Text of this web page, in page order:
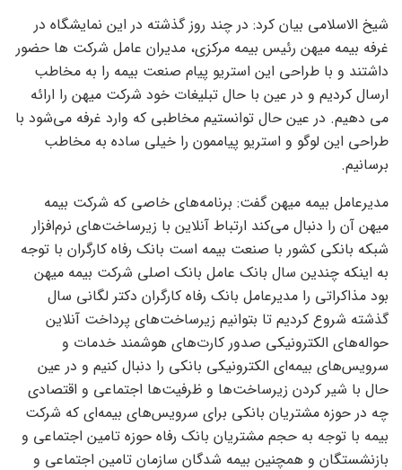
شیخ الاسلامی بیان کرد: در چند روز گذشته در این نمایشگاه در
غرفه بیمه میهن رئیس بیمه مرکزی، مدیران عامل شرکت ها حضور
داشتند و با طراحی این استریو پیام صنعت بیمه را به مخاطب
ارسال کردیم و در عین با حال تبلیغات خود شرکت میهن را ارائه
می دهیم. در عین حال توانستیم مخاطبی که وارد غرفه می‌شود با
طراحی این لوگو و استریو پیاممون را خیلی ساده به مخاطب
برسانیم.
مدیرعامل بیمه میهن گفت: برنامه‌های خاصی که شرکت بیمه
میهن آن را دنبال می‌کند ارتباط آنلاین با زیرساخت‌های نرم‌افزار
شبکه بانکی کشور با صنعت بیمه است بانک رفاه کارگران با توجه
به اینکه چندین سال بانک عامل بانک اصلی شرکت بیمه میهن
بود مذاکراتی را مدیرعامل بانک رفاه کارگران دکتر لگانی سال
گذشته شروع کردیم تا بتوانیم زیرساخت‌های پرداخت آنلاین
حواله‌های الکترونیکی صدور کارت‌های هوشمند خدمات و
سرویس‌های بیمه‌ای الکترونیکی بانکی را دنبال کنیم و در عین
حال با شیر کردن زیرساخت‌ها و ظرفیت‌ها اجتماعی و اقتصادی
چه در حوزه مشتریان بانکی برای سرویس‌های بیمه‌ای که شرکت
بیمه با توجه به حجم مشتریان بانک رفاه حوزه تامین اجتماعی و
بازنشستگان و همچنین بیمه شدگان سازمان تامین اجتماعی و